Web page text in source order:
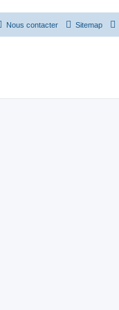
Sitemap
Nous contacter